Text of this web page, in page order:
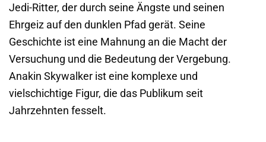
Jedi-Ritter, der durch seine Ängste und seinen
Ehrgeiz auf den dunklen Pfad gerät. Seine
Geschichte ist eine Mahnung an die Macht der
Versuchung und die Bedeutung der Vergebung.
Anakin Skywalker ist eine komplexe und
vielschichtige Figur, die das Publikum seit
Jahrzehnten fesselt.